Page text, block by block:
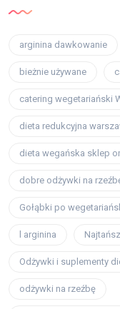
arginina dawkowanie
bieżnie używane
catering wegetariański
dieta redukcyjna
dieta wegańska sklep
dobre odżywki na
Gołąbki po
l arginina
Odżywki i suplementy
odżywki na rzeźbę